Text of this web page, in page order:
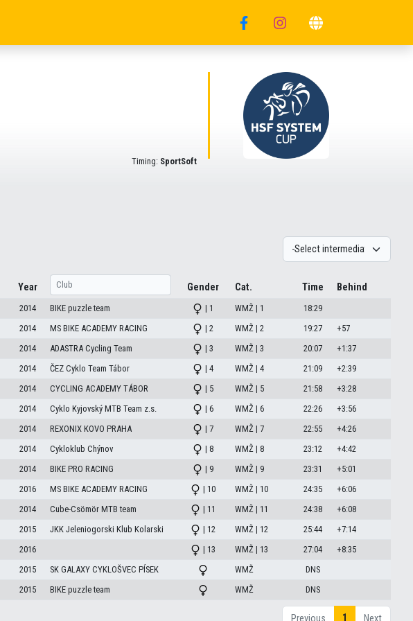
Timing: SportSoft
Year Gender Cat. Time Behind
2014 BIKE puzzle team | 1 WMŽ | 1
18:29
2014 MS BIKE ACADEMY RACING | 2 WMŽ | 2 19:27
+57
2014 ADASTRA Cycling Team | 3 WMŽ | 3 20:07
+1:37
2014 ČEZ Cyklo Team Tábor | 4 WMŽ | 4 21:09
+2:39
2014 CYCLING ACADEMY TÁBOR | 5 WMŽ | 5 21:58
+3:28
2014 Cyklo Kyjovský MTB Team z.s. | 6 WMŽ | 6 22:26
+3:56
2014 REXONIX KOVO PRAHA | 7 WMŽ | 7 22:55
+4:26
2014 Cykloklub Chýnov | 8 WMŽ | 8 23:12
+4:42
2014 BIKE PRO RACING | 9 WMŽ | 9 23:31
+5:01
2016 MS BIKE ACADEMY RACING | 10 WMŽ | 10 24:35
+6:06
2014 Cube-Csömör MTB team | 11 WMŽ | 11 24:38
+6:08
2015 JKK Jeleniogorski Klub Kolarski | 12 WMŽ | 12 25:44
+7:14
2016 | 13 WMŽ | 13 27:04
+8:35
2015 SK GALAXY CYKLOŠVEC PÍSEK WMŽ
DNS
2015 BIKE puzzle team WMŽ DNS
Previous 1 Next